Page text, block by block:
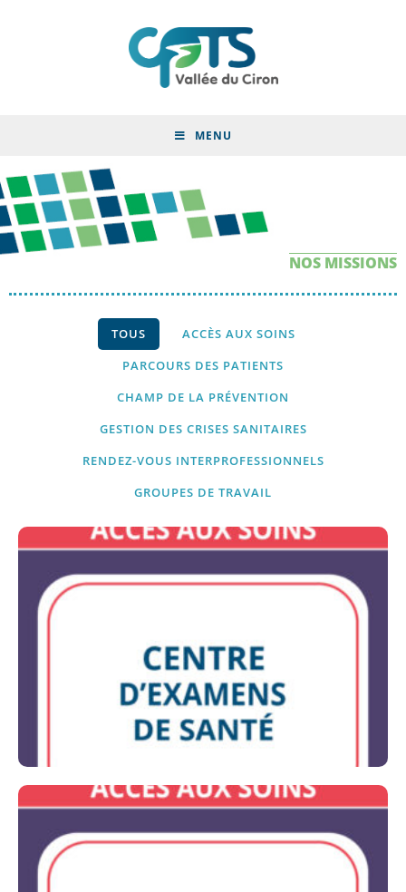
MENU
NOS MISSIONS
TOUS
ACCÈS AUX SOINS
PARCOURS DES PATIENTS
CHAMP DE LA PRÉVENTION
GESTION DES CRISES SANITAIRES
RENDEZ-VOUS INTERPROFESSIONNELS
GROUPES DE TRAVAIL